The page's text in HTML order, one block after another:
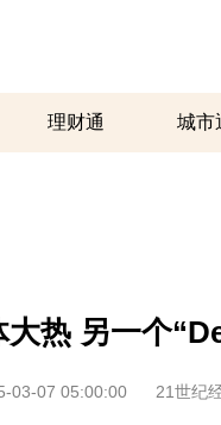
理财通 城市
热 另一个
03-07 05:00:00 21世纪